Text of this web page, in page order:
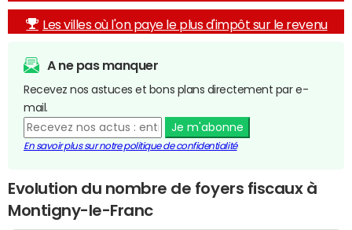
Les villes où l'on paye le plus d'impôt sur le revenu
A ne pas manquer
Recevez nos astuces et bons plans directement par e-
mail.
Je m'abonne
En savoir plus sur notre politique de confidentialité
Evolution du nombre de foyers fiscaux à
Montigny-le-Franc